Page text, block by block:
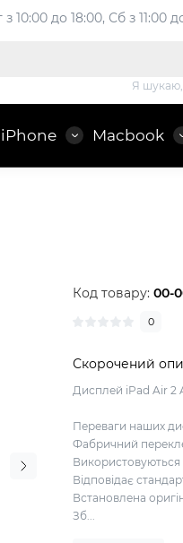
10:00 до 18:00, Сб з 11:00
Я
iPhone Macbook
Код товару:00-
0
Скорочений
Дисплей iPad Air 2
Переваги наших
Фабричний
Використовуються
Відповідає
Встановлена
Зб...